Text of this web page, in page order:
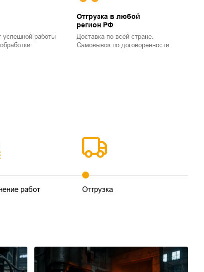
успешной работы
Отгрузка в любой
регион РФ
Доставка по всей стране.
Самовывоз по договоренности.
работ Отгрузка